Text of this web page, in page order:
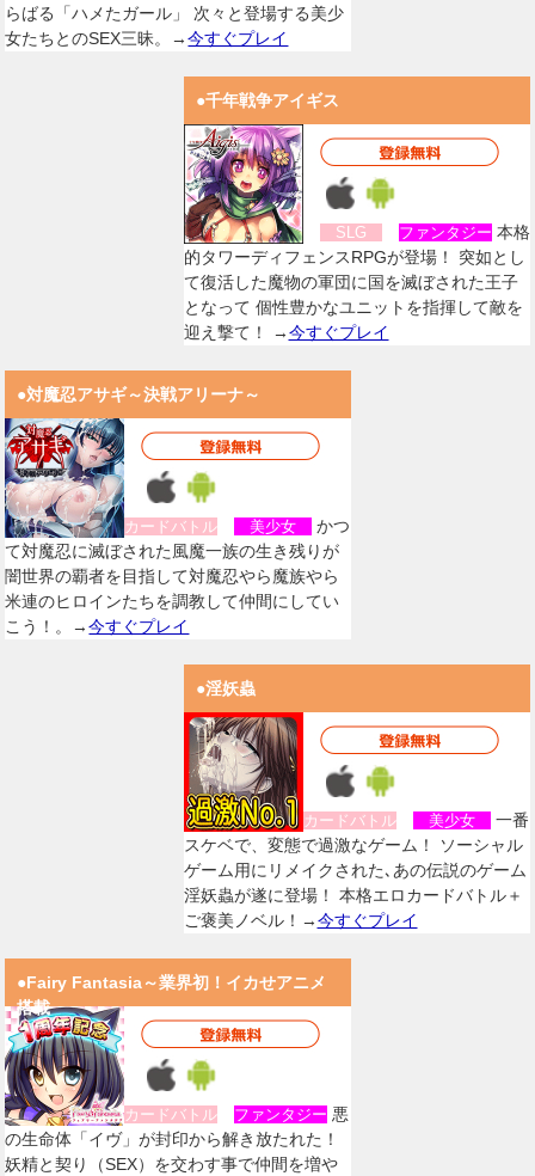
らばる「ハメたガール」 次々と登場する美少
女たちとのSEX三昧。→今すぐプレイ
●千年戦争アイギス
SLG ファンタジー 本格
的タワーディフェンスRPGが登場！ 突如とし
て復活した魔物の軍団に国を滅ぼされた王子
となって 個性豊かなユニットを指揮して敵を
迎え撃て！ →今すぐプレイ
●対魔忍アサギ～決戦アリーナ～
カードバトル 美少女
かつ
て対魔忍に滅ぼされた風魔一族の生き残りが
闇世界の覇者を目指して対魔忍やら魔族やら
米連のヒロインたちを調教して仲間にしてい
こう！。→今すぐプレイ
●淫妖蟲
カードバトル 美少女
一番
スケベで、変態で過激なゲーム！ ソーシャル
ゲーム用にリメイクされた､あの伝説のゲーム
淫妖蟲が遂に登場！ 本格エロカードバトル＋
ご褒美ノベル！→今すぐプレイ
●Fairy Fantasia～業界初！イカせアニメ
搭載
カードバトル ファンタジー 悪
の生命体「イヴ」が封印から解き放たれた！
妖精と契り（SEX）を交わす事で仲間を増や